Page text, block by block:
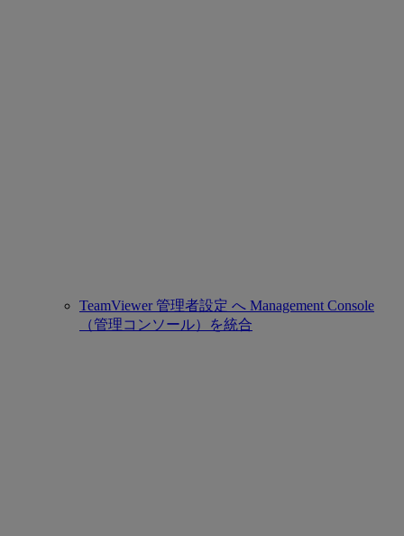
TeamViewer 管理者設定 へ Management Console
（管理コンソール）を統合